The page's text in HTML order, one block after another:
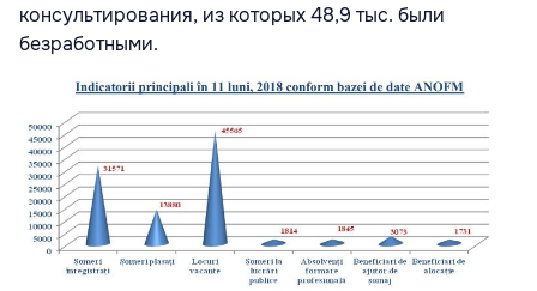
консультирования, из которых 48,9 тыс. были
безработными.